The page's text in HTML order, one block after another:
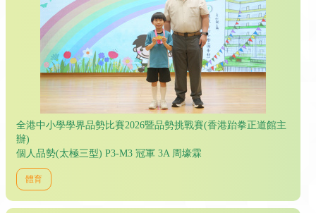
全港中小學學界品勢比賽2026暨品勢挑戰賽(香港跆拳正道館主
辦)
個人品勢(太極三型) P3-M3 冠軍 3A 周壕霖
體育